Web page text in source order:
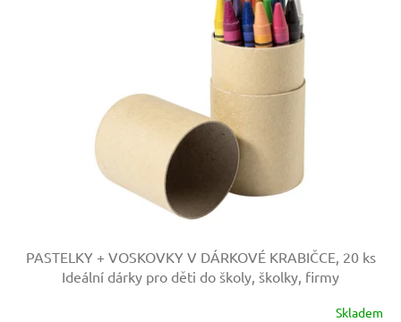
PASTELKY + VOSKOVKY V DÁRKOVÉ KRABIČCE, 20 ks
Ideální dárky pro děti do školy, školky, firmy
Skladem